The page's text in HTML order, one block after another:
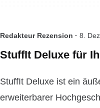
Redakteur Rezension · 8.
StuffIt Deluxe für
StuffIt Deluxe ist ein
erweiterbarer